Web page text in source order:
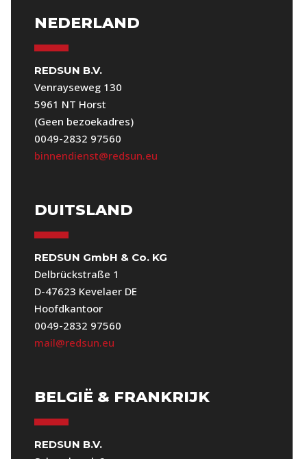
NEDERLAND
REDSUN B.V.
Venrayseweg 130
5961 NT Horst
(Geen bezoekadres)
0049-2832 97560
binnendienst@redsun.eu
DUITSLAND
REDSUN GmbH & Co. KG
Delbrückstraße 1
D-47623 Kevelaer DE
Hoofdkantoor
0049-2832 97560
mail@redsun.eu
BELGIË & FRANKRIJK
REDSUN B.V.